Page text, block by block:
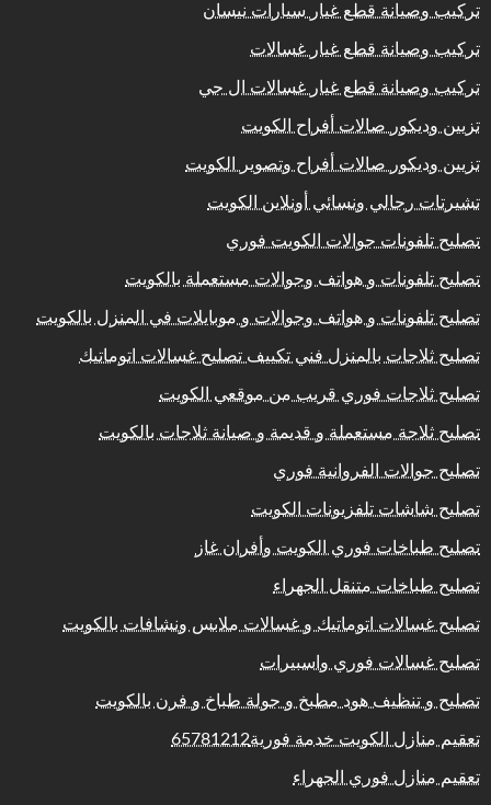
تركيب وصيانة قطع غيار سيارات نيسان
تركيب وصيانة قطع غيار غسالات
تركيب وصيانة قطع غيار غسالات ال جي
تزيين وديكور صالات أفراح الكويت
تزيين وديكور صالات أفراح وتصوير الكويت
تشيرتات رجالي ونسائي أونلاين الكويت
تصليح تلفونات جوالات الكويت فوري
تصليح تلفونات و هواتف وجوالات مستعملة بالكويت
تصليح تلفونات و هواتف وجوالات و موبايلات في المنزل بالكويت
تصليح ثلاجات بالمنزل فني تكييف تصليح غسالات اتوماتيك
تصليح ثلاجات فوري قريب من موقعي الكويت
تصليح ثلاجة مستعملة و قديمة و صيانة ثلاجات بالكويت
تصليح جوالات الفروانية فوري
تصليح شاشات تلفزيونات الكويت
تصليح طباخات فوري الكويت وأفران غاز
تصليح طباخات متنقل الجهراء
تصليح غسالات اتوماتيك و غسالات ملابس ونشافات بالكويت
تصليح غسالات فوري واسبيرات
تصليح و تنظيف هود مطبخ و جولة طباخ و فرن بالكويت
تعقيم منازل الكويت خدمة فورية65781212
تعقيم منازل فوري الجهراء